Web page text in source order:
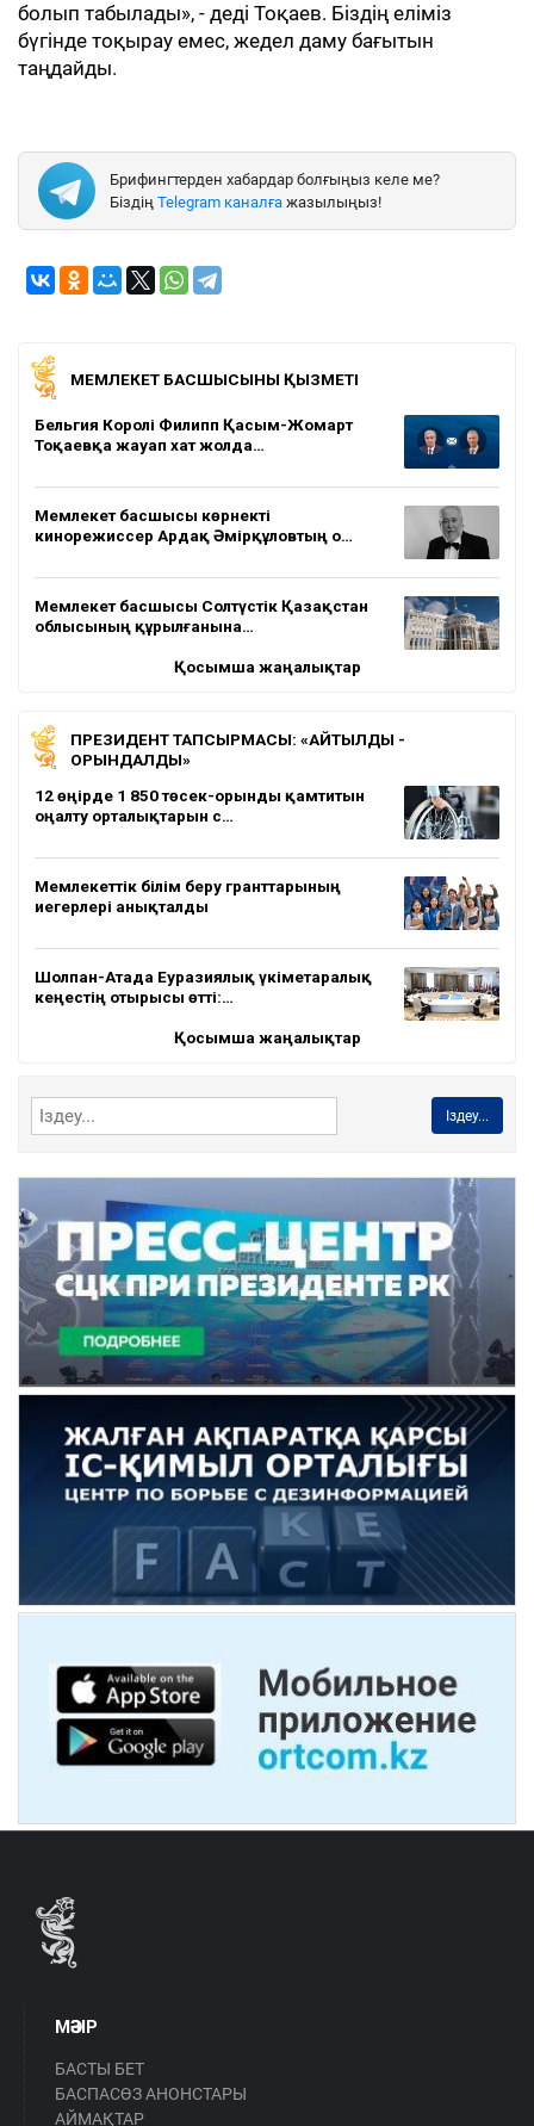
болып табылады», - деді Тоқаев. Біздің еліміз
бүгінде тоқырау емес, жедел даму бағытын
таңдайды.
Брифингтерден хабардар болғыңыз келе ме?
Біздің Telegram каналға жазылыңыз!
МЕМЛЕКЕТ БАСШЫСЫНЫҢ ҚЫЗМЕТІ
Бельгия Королі Филипп Қасым-Жомарт
Тоқаевқа жауап хат жолда…
Мемлекет басшысы көрнекті
кинорежиссер Ардақ Әмірқұловтың о…
Мемлекет басшысы Солтүстік Қазақстан
облысының құрылғанына…
Қосымша жаңалықтар
ПРЕЗИДЕНТ ТАПСЫРМАСЫ: «АЙТЫЛДЫ -
ОРЫНДАЛДЫ»
12 өңірде 1 850 төсек-орынды қамтитын
оңалту орталықтарын с…
Мемлекеттік білім беру гранттарының
иегерлері анықталды
Шолпан-Атада Еуразиялық үкіметаралық
кеңестің отырысы өтті:…
Қосымша жаңалықтар
Іздеу...
МӘЗІР
БАСТЫ БЕТ
БАСПАСӨЗ АНОНСТАРЫ
АЙМАҚТАР